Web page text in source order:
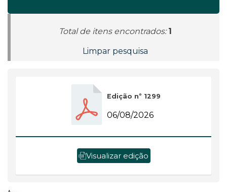
Total de itens encontrados: 1
Limpar pesquisa
Edição nº 1299
06/08/2026
Visualizar edição